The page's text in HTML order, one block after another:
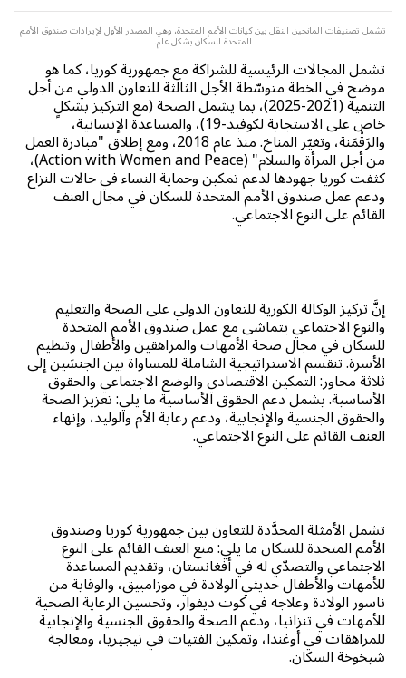
تشمل تصنيفات المانحين النقل بين كيانات الأمم المتحدة، وهي المصدر الأول لإيرادات صندوق الأمم
المتحدة للسكان بشكل عام.
تشمل المجالات الرئيسية للشراكة مع جمهورية كوريا، كما هو
موضح في الخطة متوسّطة الأجل الثالثة للتعاون الدولي من أجل
التنمية (2021-2025)، بما يشمل الصحة (مع التركيز بشكلٍ
خاص على الاستجابة لكوفيد-19)، والمساعدة الإنسانية،
والرَقْمَنة، وتغيّر المناخ. منذ عام 2018، ومع إطلاق "مبادرة العمل
من أجل المرأة والسلام" (Action with Women and Peace)،
كثفت كوريا جهودها لدعم تمكين وحماية النساء في حالات النزاع
ودعم عمل صندوق الأمم المتحدة للسكان في مجال العنف
القائم على النوع الاجتماعي.
إنَّ تركيز الوكالة الكورية للتعاون الدولي على الصحة والتعليم
والنوع الاجتماعي يتماشى مع عمل صندوق الأمم المتحدة
للسكان في مجال صحة الأمهات والمراهقين والأطفال وتنظيم
الأسرة. تنقسم الاستراتيجية الشاملة للمساواة بين الجنسَين إلى
ثلاثة محاور: التمكين الاقتصادي والوضع الاجتماعي والحقوق
الأساسية. يشمل دعم الحقوق الأساسية ما يلي: تعزيز الصحة
والحقوق الجنسية والإنجابية، ودعم رعاية الأم والوليد، وإنهاء
العنف القائم على النوع الاجتماعي.
تشمل الأمثلة المحدَّدة للتعاون بين جمهورية كوريا وصندوق
الأمم المتحدة للسكان ما يلي: منع العنف القائم على النوع
الاجتماعي والتصدّي له في أفغانستان، وتقديم المساعدة
للأمهات والأطفال حديثي الولادة في موزامبيق، والوقاية من
ناسور الولادة وعلاجه في كوت ديفوار، وتحسين الرعاية الصحية
للأمهات في تنزانيا، ودعم الصحة والحقوق الجنسية والإنجابية
للمراهقات في أوغندا، وتمكين الفتيات في نيجيريا، ومعالجة
شيخوخة السكان.